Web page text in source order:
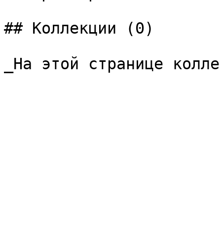
## Коллекции (0)
_На этой странице